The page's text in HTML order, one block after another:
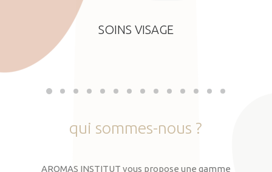
SOINS VISAGE
qui sommes-nous ?
AROMAS INSTITUT vous propose une gamme